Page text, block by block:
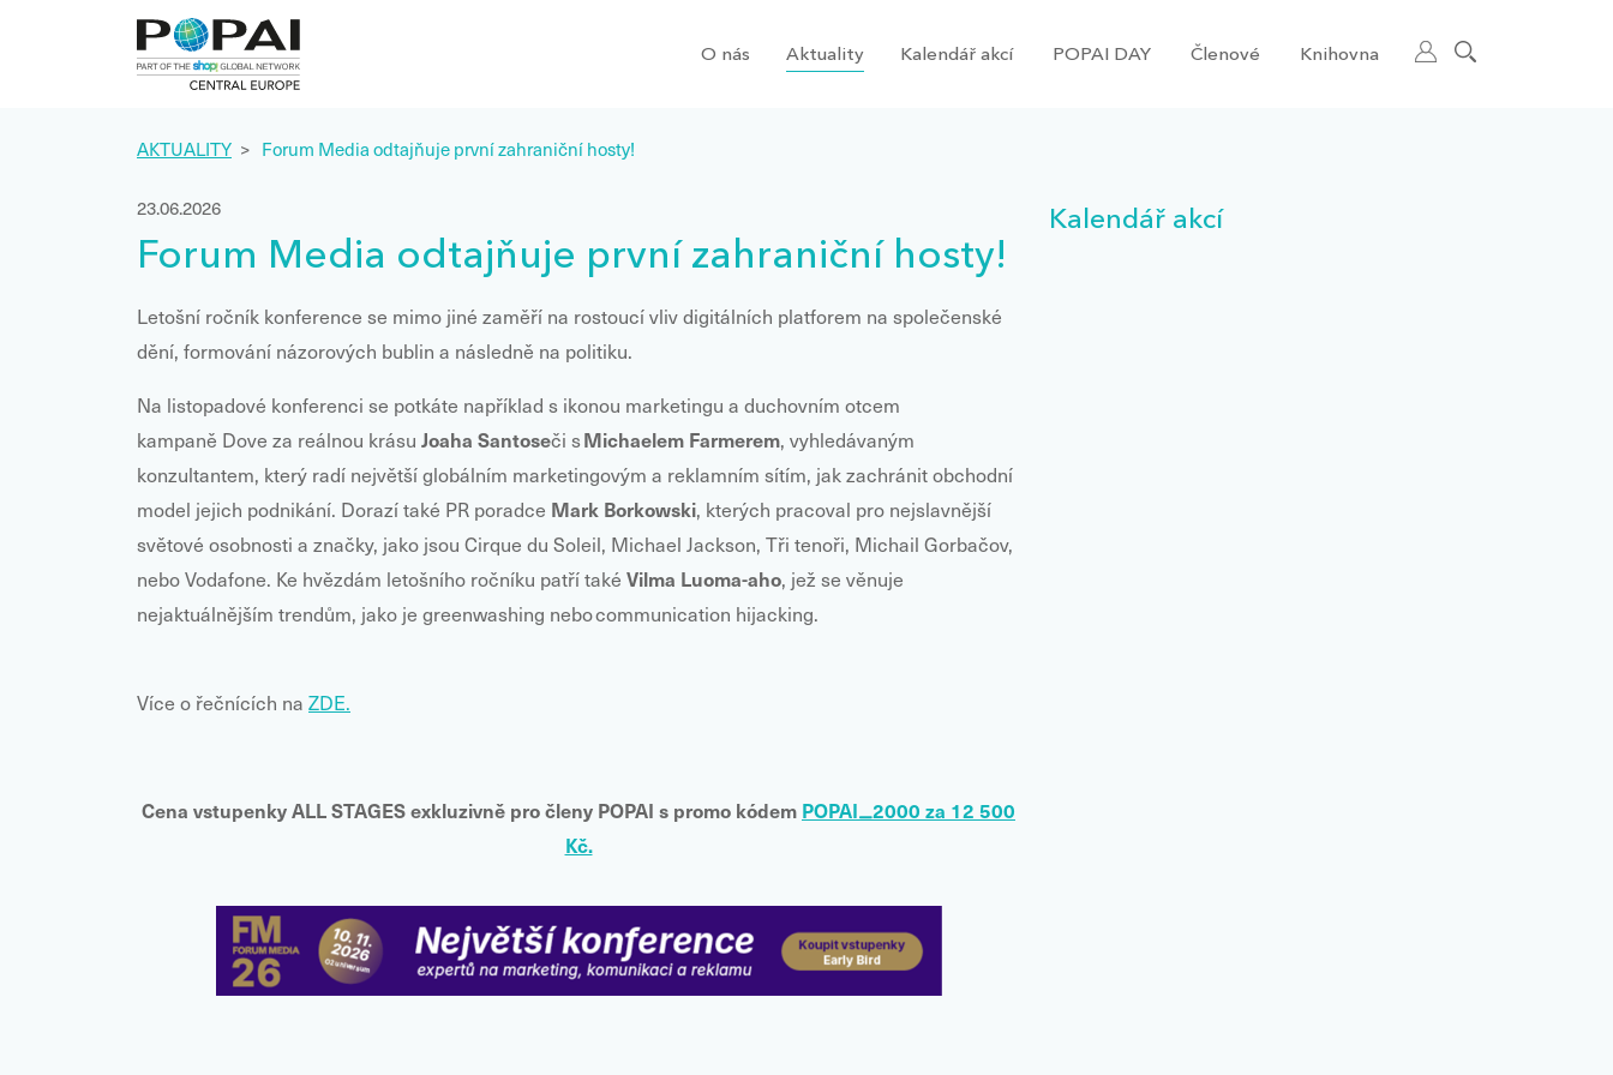
O nás Aktuality Kalendář akcí POPAI DAY Členové Knihovna
AKTUALITY > Forum Media odtajňuje první zahraniční hosty!
23.06.2026
Forum Media odtajňuje první zahraniční hosty!
Letošní ročník konference se mimo jiné zaměří na rostoucí vliv digitálních platforem na společenské
dění, formování názorových bublin a následně na politiku.
Na listopadové konferenci se potkáte například s ikonou marketingu a duchovním otcem
kampaně Dove za reálnou krásu Joaha Santoseči sMichaelem Farmerem, vyhledávaným
konzultantem, který radí největší globálním marketingovým a reklamním sítím, jak zachránit obchodní
model jejich podnikání. Dorazí také PR poradce Mark Borkowski, kterých pracoval pro nejslavnější
světové osobnosti a značky, jako jsou Cirque du Soleil, Michael Jackson, Tři tenoři, Michail Gorbačov,
nebo Vodafone. Ke hvězdám letošního ročníku patří také Vilma Luoma-aho, jež se věnuje
nejaktuálnějším trendům, jako je greenwashing nebocommunication hijacking.
Více o řečnících na ZDE.
Cena vstupenkyALL STAGESexkluzivně pro členy POPAI s promo kódem POPAI_2000 za 12 500
Kč.
Kalendář akcí